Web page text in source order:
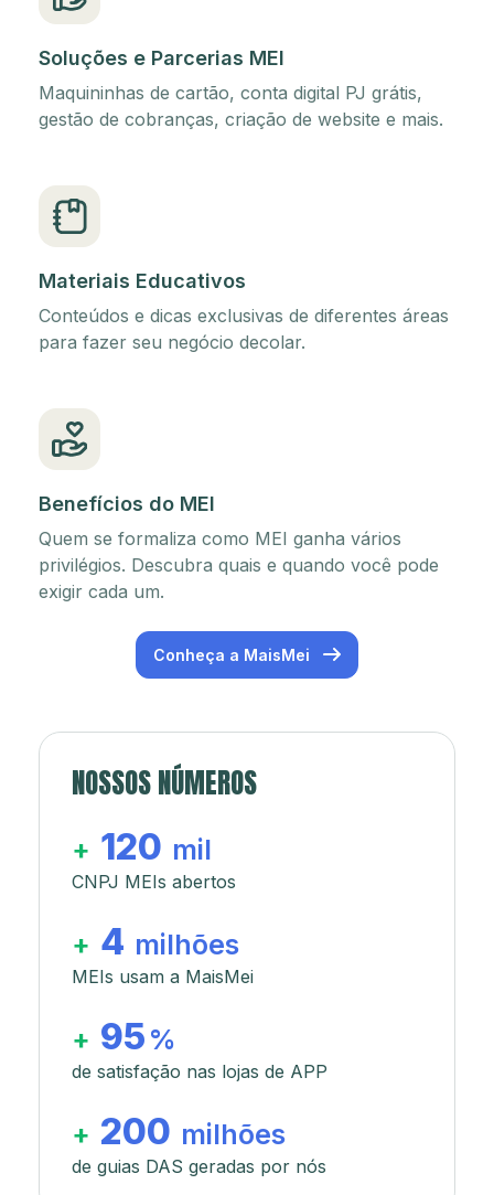
Soluções e Parcerias MEI
Maquininhas de cartão, conta digital PJ grátis,
gestão de cobranças, criação de website e mais.
Materiais Educativos
Conteúdos e dicas exclusivas de diferentes áreas
para fazer seu negócio decolar.
Benefícios do MEI
Quem se formaliza como MEI ganha vários
privilégios. Descubra quais e quando você pode
exigir cada um.
Conheça a MaisMei
NOSSOS NÚMEROS
+ 120 mil
CNPJ MEIs abertos
+ 4 milhões
MEIs usam a MaisMei
+ 95 %
de satisfação nas lojas de APP
+ 200 milhões
de guias DAS geradas por nós